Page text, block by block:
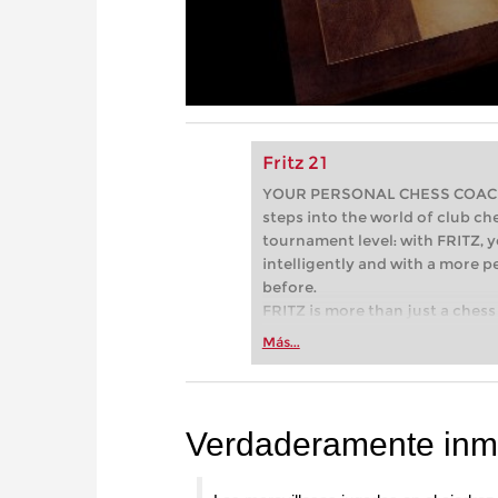
Fritz 21
YOUR PERSONAL CHESS
steps into the world of club
tournament level: with FRITZ,
intelligently and with a more
before.
FRITZ is more than just a
Whether you’re taking your
more efficiently, intelligently
Más...
Verdaderamente